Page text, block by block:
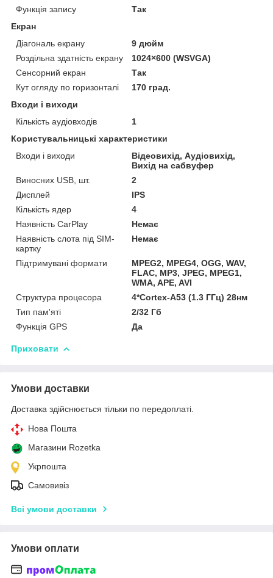
Функція запису
Так
Екран
Діагональ екрану
9 дюйм
Роздільна здатність екрану
1024×600 (WSVGA)
Сенсорний екран
Так
Кут огляду по горизонталі
170 град.
Входи і виходи
Кількість аудіовходів
1
Користувальницькі характеристики
Входи і виходи
Відеовихід, Аудіовихід,
Вихід на сабвуфер
Виносних USB, шт.
2
Дисплей
IPS
Кількість ядер
4
Наявність CarPlay
Немає
Наявність слота під SIM-
картку
Немає
Підтримувані формати
MPEG2, MPEG4, OGG, WAV,
FLAC, MP3, JPEG, MPEG1,
WMA, APE, AVI
Структура процесора
4*Cortex-A53 (1.3 ГГц) 28нм
Тип пам'яті
2/32 Гб
Функція GPS
Да
Приховати
Умови доставки
Доставка здійснюється тільки по передоплаті.
Нова Пошта
Магазини Rozetka
Укрпошта
Самовивіз
Всі умови доставки
Умови оплати